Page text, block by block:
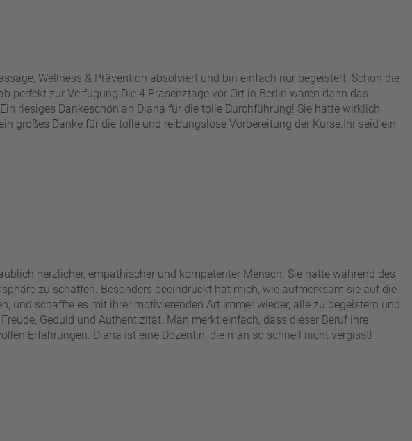
Wellness & Prävention absolviert und bin einfach nur begeistert. Schon die
zur Verfügung. ​Die 4 Präsenztage vor Ort in Berlin waren dann das
riesiges Dankeschön an Diana für die tolle Durchführung! Sie hatte wirklich
großes Danke für die tolle und reibungslose Vorbereitung der Kurse. ​Ihr seid ein
herzlicher, empathischer und kompetenter Mensch. Sie hatte während des
zu schaffen. Besonders beeindruckt hat mich, wie aufmerksam sie auf die
und schaffte es mit ihrer motivierenden Art immer wieder, alle zu begeistern und
Geduld und Authentizität. Man merkt einfach, dass dieser Beruf ihre
Erfahrungen. Diana ist eine Dozentin, die man so schnell nicht vergisst!